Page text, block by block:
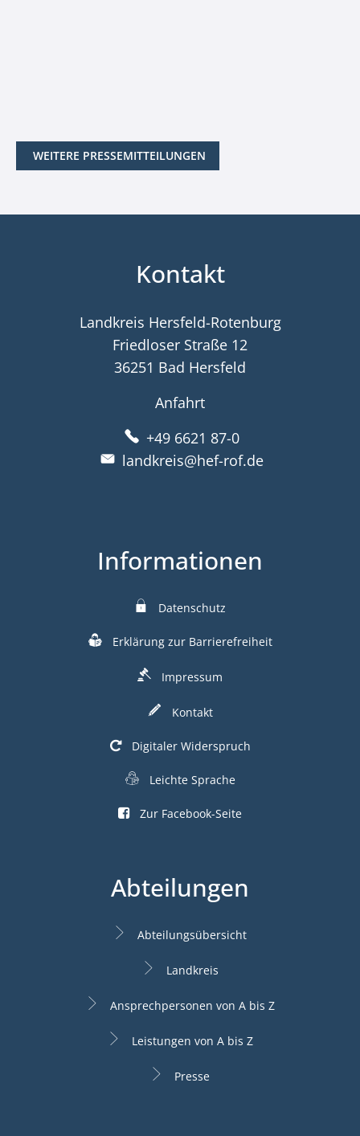
WEITERE PRESSEMITTEILUNGEN
Kontakt
Landkreis Hersfeld-Rotenburg
Friedloser Straße 12
36251 Bad Hersfeld
Anfahrt
+49 6621 87-0
landkreis@hef-rof.de
Informationen
Datenschutz
Erklärung zur Barrierefreiheit
Impressum
Kontakt
Digitaler Widerspruch
Leichte Sprache
Zur Facebook-Seite
Abteilungen
Abteilungsübersicht
Landkreis
Ansprechpersonen von A bis Z
Leistungen von A bis Z
Presse